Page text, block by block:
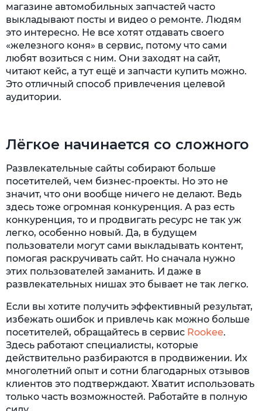
магазине автомобильных запчастей часто
выкладывают посты и видео о ремонте. Людям
это интересно. Не все хотят отдавать своего
«железного коня» в сервис, потому что сами
любят возиться с ним. Они заходят на сайт,
читают кейс, а тут ещё и запчасти купить можно.
Это отличный способ привлечения целевой
аудитории.
Лёгкое начинается со сложного
Развлекательные сайты собирают больше
посетителей, чем бизнес-проекты. Но это не
значит, что они вообще ничего не делают. Ведь
здесь тоже огромная конкуренция. А раз есть
конкуренция, то и продвигать ресурс не так уж
легко, особенно новый. Да, в будущем
пользователи могут сами выкладывать контент,
помогая раскручивать сайт. Но сначала нужно
этих пользователей заманить. И даже в
развлекательных нишах это бывает не так легко.
Если вы хотите получить эффективный результат,
избежать ошибок и привлечь как можно больше
посетителей, обращайтесь в сервис Rookee.
Здесь работают специалисты, которые
действительно разбираются в продвижении. Их
многолетний опыт и сотни благодарных отзывов
клиентов это подтверждают. Хватит использовать
только часть возможностей. Работайте в полную